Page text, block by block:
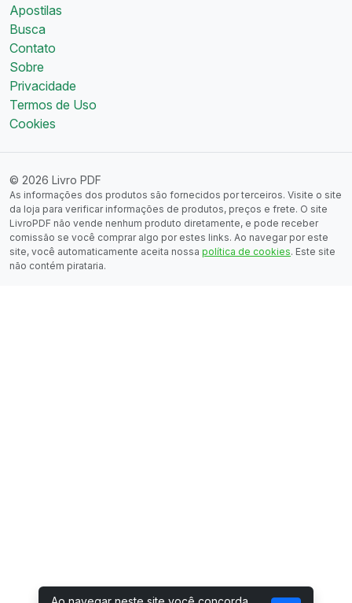
Apostilas
Busca
Contato
Sobre
Privacidade
Termos de Uso
Cookies
© 2026 Livro PDF
As informações dos produtos são fornecidos por terceiros. Visite o site
da loja para verificar informações de produtos, preços e frete. O site
LivroPDF não vende nenhum produto diretamente, e pode receber
comissão se você comprar algo por estes links. Ao navegar por este
site, você automaticamente aceita nossa política de cookies. Este site
não contém pirataria.